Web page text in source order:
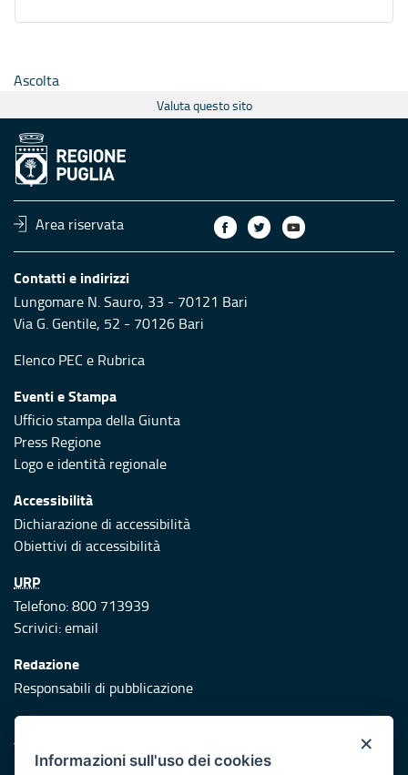
Ascolta
Valuta questo sito
Area riservata
Contatti e indirizzi
Lungomare N. Sauro, 33 - 70121 Bari
Via G. Gentile, 52 - 70126 Bari
Elenco PEC e Rubrica
Eventi e Stampa
Ufficio stampa della Giunta
Press Regione
Logo e identità regionale
Accessibilità
Dichiarazione di accessibilità
Obiettivi di accessibilità
URP
Telefono: 800 713939
Scrivici:email
Redazione
Responsabili di pubblicazione
Protezione civile
Vai al sito di Protezione Civile Puglia
×
Informazioni sull'uso dei cookies